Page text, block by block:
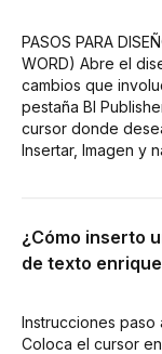
PASOS PARA
WORD) Abre el
cambios que
pestaña BI
cursor donde
Insertar, Imagen y
¿Cómo inserto
de texto
Instrucciones paso
Coloca el cursor